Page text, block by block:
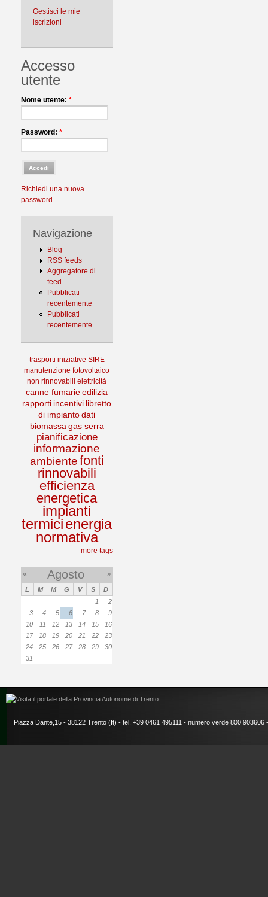
Gestisci le mie
iscrizioni
Accesso
utente
Nome utente: *
Password: *
Richiedi una nuova
password
Navigazione
Blog
RSS feeds
Aggregatore di
feed
Pubblicati
recentemente
Pubblicati
recentemente
trasporti iniziative SIRE
manutenzione fotovoltaico
non rinnovabili elettricità
canne fumarie edilizia
rapporti incentivi libretto
di impianto dati
biomassa gas serra
pianificazione
informazione
ambientefonti
rinnovabili
efficienza
energetica
impianti
termicienergia
normativa
more tags
« Agosto »
L M M G V S
D
1
2
3
4 5 6 7 8
9
10
11 12 13 14 15
16
17
18 19 20 21 22
23
24
25 26 27 28 29
30
31
Piazza Dante,15 - 38122 Trento (It) - tel. +39 0461 495111 - numero verde 800 903606